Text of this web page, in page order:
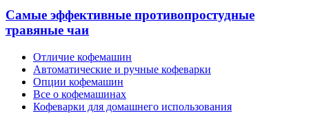
Самые эффективные противопростудные
травяные чаи
Отличие кофемашин
Автоматические и ручные кофеварки
Опции кофемашин
Все о кофемашинах
Кофеварки для домашнего использования